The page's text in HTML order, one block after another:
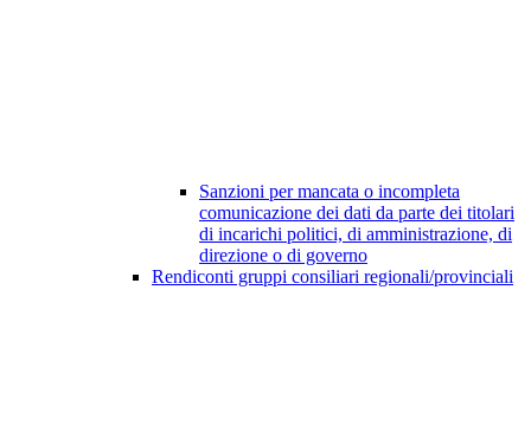
Sanzioni per mancata o incompleta
comunicazione dei dati da parte dei titolari
di incarichi politici, di amministrazione, di
direzione o di governo
Rendiconti gruppi consiliari regionali/provinciali